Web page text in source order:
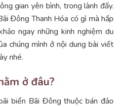
gian yên bình, trong lành đấy.
Đông Thanh Hóa có gì mà hấp
ngay những kinh nghiệm du
chúng mình ở nội dung bài viết
nhé.
ở đâu?
biển Bãi Đông thuộc bán đảo